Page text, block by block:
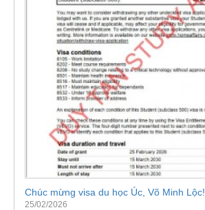
Chúc mừng visa du học Úc, Võ Minh Lộc!
25/02/2026